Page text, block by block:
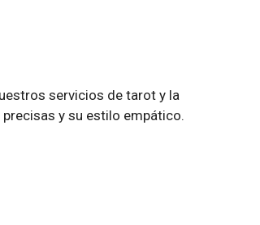
servicios de tarot y la
y su estilo empático.